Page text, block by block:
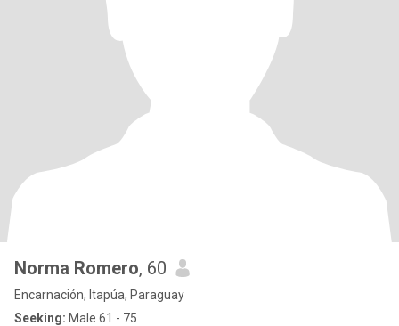
Norma Romero, 60
Encarnación, Itapúa, Paraguay
Seeking: Male 61 - 75